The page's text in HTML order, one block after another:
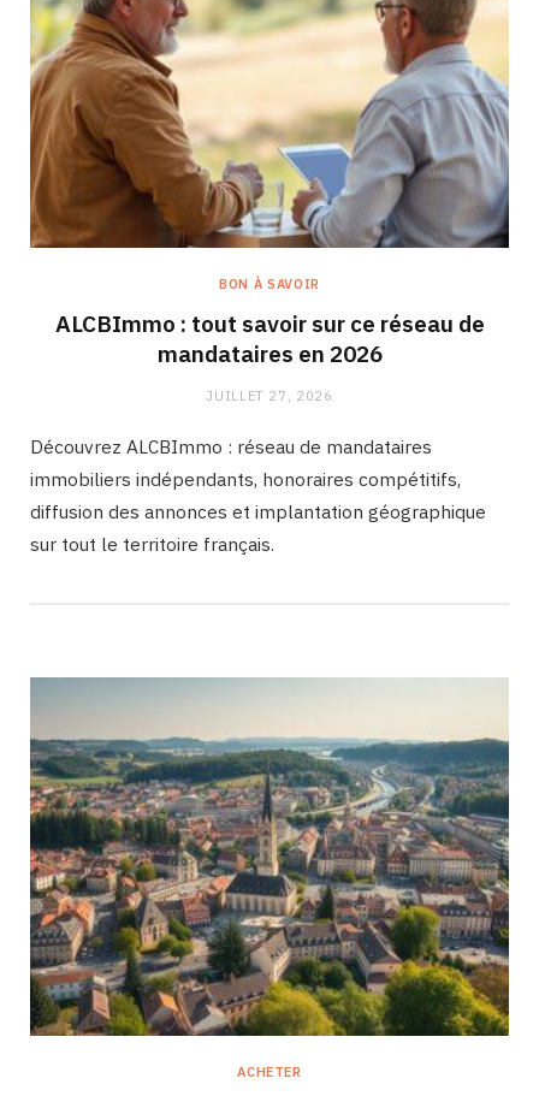
BON À SAVOIR
ALCBImmo : tout savoir sur ce réseau de
mandataires en 2026
JUILLET 27, 2026
Découvrez ALCBImmo : réseau de mandataires
immobiliers indépendants, honoraires compétitifs,
diffusion des annonces et implantation géographique
sur tout le territoire français.
ACHETER